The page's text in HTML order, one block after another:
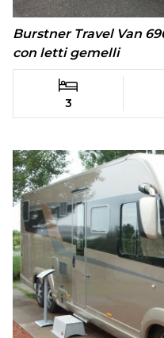
Burstner Travel Van
con letti gemelli
3